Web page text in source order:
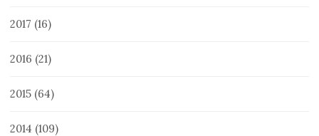
2017 (16)
2016 (21)
2015 (64)
2014 (109)